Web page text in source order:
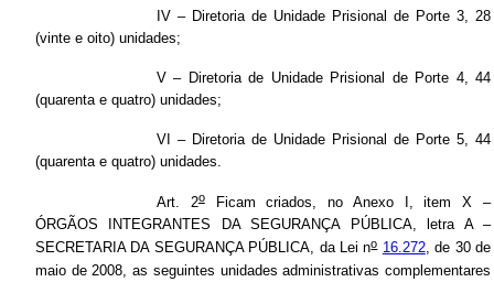
IV – Diretoria de Unidade Prisional de Porte 3, 28
(vinte e oito) unidades;
V – Diretoria de Unidade Prisional de Porte 4, 44
(quarenta e quatro) unidades;
VI – Diretoria de Unidade Prisional de Porte 5, 44
(quarenta e quatro) unidades.
Art. 2oFicam criados, no Anexo I, item X –
ÓRGÃOS INTEGRANTES DA SEGURANÇA PÚBLICA, letra A –
SECRETARIA DA SEGURANÇA PÚBLICA, da Lei no 16.272, de 30 de
maio de 2008, as seguintes unidades administrativas complementares